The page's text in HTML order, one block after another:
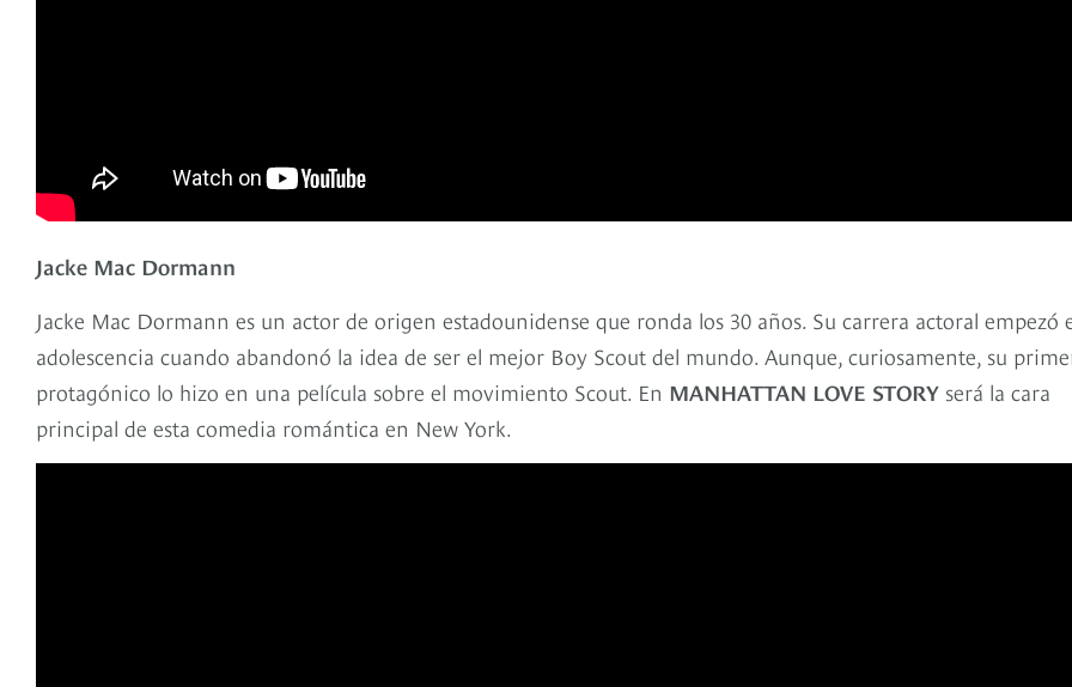
Jacke Mac Dormann
Jacke Mac Dormann es un actor de origen estadounidense que ronda los 30 años. Su carrera actoral empezó
adolescencia cuando abandonó la idea de ser el mejor Boy Scout del mundo. Aunque, curiosamente, su
protagónico lo hizo en una película sobre el movimiento Scout. En MANHATTAN LOVE STORY será la cara
principal de esta comedia romántica en New York.